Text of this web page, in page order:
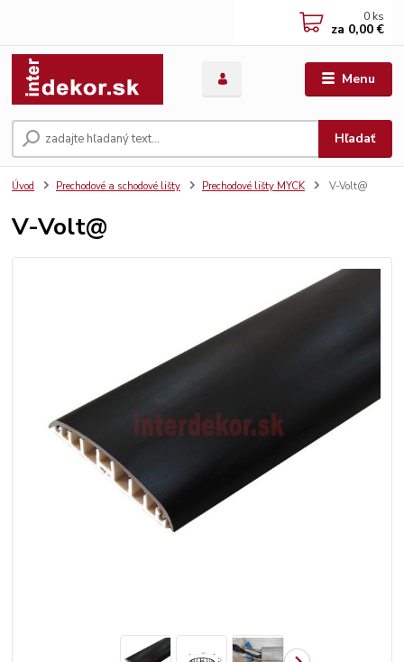
Menu
Hľadať
0 ks
za 0,00 €
Úvod Prechodové a schodové lišty Prechodové lišty MYCK V-Volt@
V-Volt@